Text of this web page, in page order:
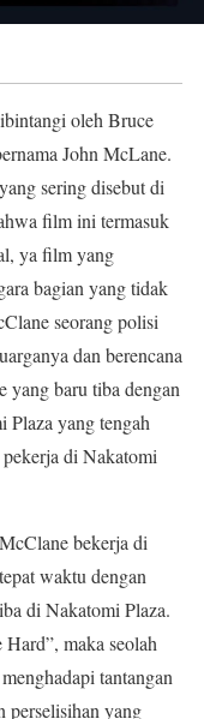
oleh Bruce
John McLane.
sering disebut di
film ini termasuk
ya film yang
bagian yang tidak
seorang polisi
dan berencana
yang baru tiba dengan
Plaza yang tengah
di Nakatomi
bekerja di
waktu dengan
di Nakatomi Plaza.
maka seolah
tantangan
perselisihan yang